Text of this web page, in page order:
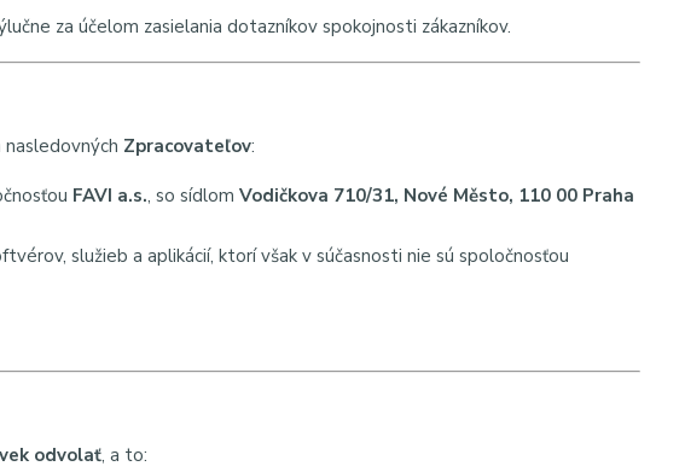
za účelom zasielania dotazníkov spokojnosti zákazníkov.
Zpracovateľov:
FAVI a.s., so sídlomVodičkova 710/31, Nové Město, 110 00 Praha
služieb a aplikácií, ktorí však v súčasnosti nie sú spoločnosťou
odvolať, a to: